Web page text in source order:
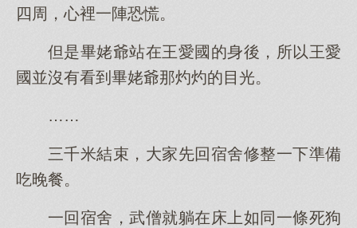
四周，心裡一陣恐慌。
但是畢姥爺站在王愛國的身後，所以王愛
國並沒有看到畢姥爺那灼灼的目光。
……
三千米結束，大家先回宿舍修整一下準備
吃晚餐。
一回宿舍，武僧就躺在床上如同一條死狗